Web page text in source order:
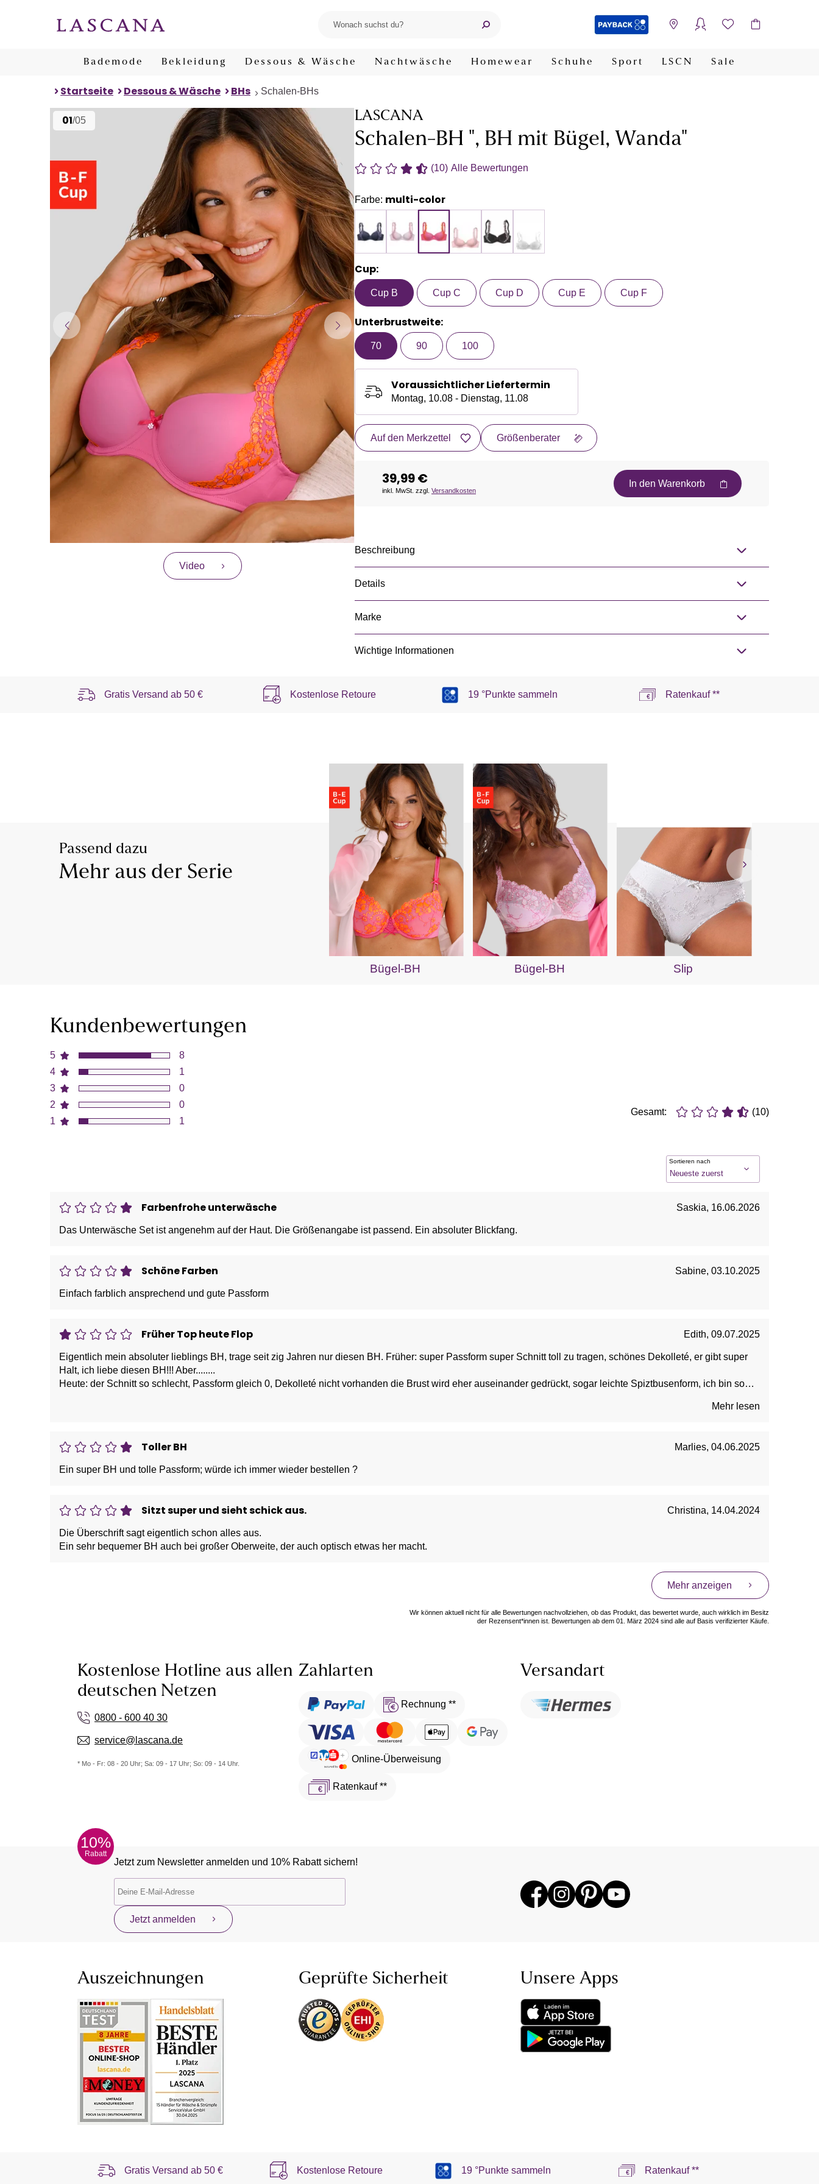
Bademode Bekleidung Dessous & Wäsche Nachtwäsche Homewear Schuhe Sport LSCN Sale
Startseite Dessous & Wäsche BHs Schalen-BHs
01/05
Video
LASCANA
Schalen-BH ", BH mit Bügel, Wanda"
(10) Alle Bewertungen
Farbe: multi-color
Cup:
Cup B Cup C Cup D Cup E Cup F
Unterbrustweite:
70 90 100
Voraussichtlicher Liefertermin
Montag, 10.08 - Dienstag, 11.08
Auf den Merkzettel Größenberater
39,99 €
inkl. MwSt. zzgl. Versandkosten
In den Warenkorb
Beschreibung
Details
Marke
Wichtige Informationen
Gratis Versand ab 50 € Kostenlose Retoure 19 °Punkte sammeln Ratenkauf **
Passend dazu
Mehr aus der Serie
Bügel-BH Bügel-BH Slip
Kundenbewertungen
5
4
3
2
1
8
1
0
0
1
Gesamt: (10)
Sortieren nach
Farbenfrohe unterwäsche Saskia, 16.06.2026
Das Unterwäsche Set ist angenehm auf der Haut. Die Größenangabe ist passend. Ein absoluter Blickfang.
Schöne Farben Sabine, 03.10.2025
Einfach farblich ansprechend und gute Passform
Früher Top heute Flop Edith, 09.07.2025
Eigentlich mein absoluter lieblings BH, trage seit zig Jahren nur diesen BH. Früher: super Passform super Schnitt toll zu tragen, schönes Dekolleté, er gibt super
Halt, ich liebe diesen BH!!! Aber........
Heute: der Schnitt so schlecht, Passform gleich 0, Dekolleté nicht vorhanden die Brust wird eher auseinander gedrückt, sogar leichte Spiztbusenform, ich bin so
Mehr lesen
Toller BH Marlies, 04.06.2025
Ein super BH und tolle Passform; würde ich immer wieder bestellen ?
Sitzt super und sieht schick aus. Christina, 14.04.2024
Die Überschrift sagt eigentlich schon alles aus.
Ein sehr bequemer BH auch bei großer Oberweite, der auch optisch etwas her macht.
Mehr anzeigen
Wir können aktuell nicht für alle Bewertungen nachvollziehen, ob das Produkt, das bewertet wurde, auch wirklich im Besitz
der Rezensent*innen ist. Bewertungen ab dem 01. März 2024 sind alle auf Basis verifizierter Käufe.
Kostenlose Hotline aus allen
deutschen Netzen
0800 - 600 40 30
service@lascana.de
* Mo - Fr: 08 - 20 Uhr; Sa: 09 - 17 Uhr; So: 09 - 14 Uhr.
Zahlarten
Rechnung **
Online-Überweisung
Ratenkauf **
Versandart
10%
Rabatt
Jetzt zum Newsletter anmelden und 10% Rabatt sichern!
Jetzt anmelden
Auszeichnungen Geprüfte Sicherheit Unsere Apps
Gratis Versand ab50 € Kostenlose Retoure 19 °Punkte sammeln Ratenkauf **